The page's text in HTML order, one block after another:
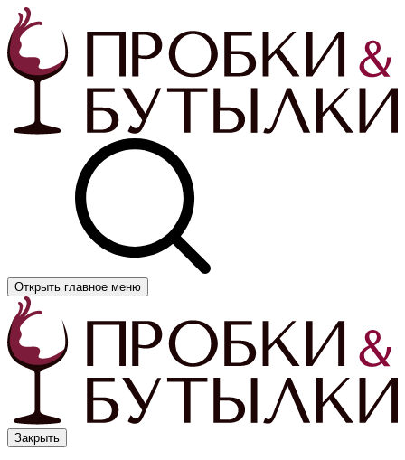
Открыть главное меню
Закрыть